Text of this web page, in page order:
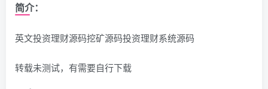
简介：
英文投资理财源码挖矿源码投资理财系统源码
转载未测试，有需要自行下载